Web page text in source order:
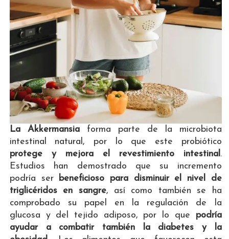
La Akkermansiaforma parte de la microbiota
intestinal natural, por lo que este probiótico
protege y mejora el revestimiento intestinal .
Estudios han demostrado que su incremento
podría ser
beneficioso para disminuir el nivel de
triglicéridos en sangre, así como también se ha
comprobado su papel en la regulación de la
glucosa y del tejido adiposo, por lo que podría
ayudar a combatir también la diabetes y la